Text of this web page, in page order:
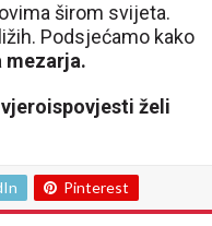
širom svijeta.
Podsjećamo kako
mezarja.
želi
Pinterest